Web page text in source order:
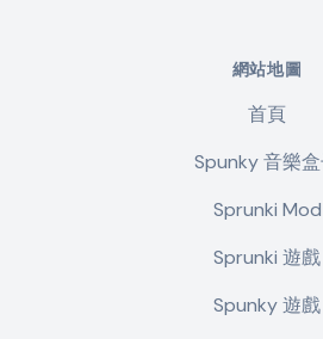
網站地圖
首頁
Spunky 音樂
Sprunki Mod
Sprunki 遊戲
Spunky 遊戲